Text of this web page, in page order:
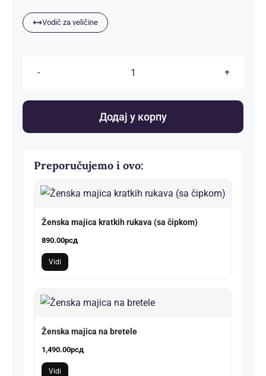
Vodič za veličine
Muška
dugih
количина
Додај у корпу
Preporučujemo i ovo:
Ženska majica kratkih rukava (sa čipkom)
890.00рсд
Vidi
Ženska majica na bretele
1,490.00рсд
Vidi